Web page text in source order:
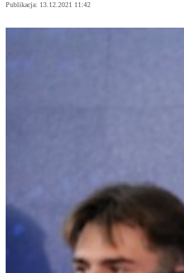
Publikacja: 13.12.2021 11:42